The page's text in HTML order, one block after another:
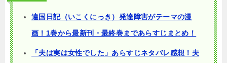
違国日記（いこくにっき）発達障害がテーマの漫
画！1巻から最新刊・最終巻まであらすじまとめ！
「夫は実は女性でした」あらすじネタバレ感想！夫